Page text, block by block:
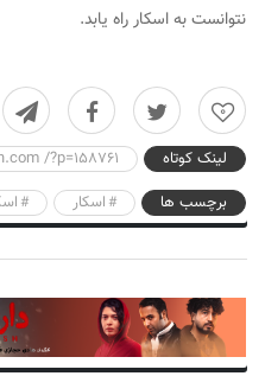
نتوانست به اسکار راه یابد.
0
لینک کوتاه
/?p=158761
برچسب ها
اسکار